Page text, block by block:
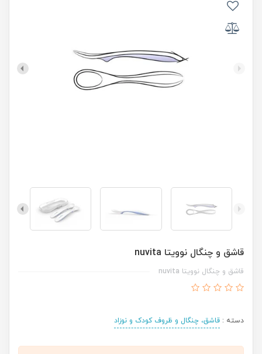
قاشق و چنگال نوویتا nuvita
قاشق و چنگال نوویتا nuvita
دسته : قاشق، چنگال و ظروف کودک و نوزاد